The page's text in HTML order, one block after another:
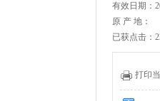
有效日期：
原 产 地：
已获点击：
打印